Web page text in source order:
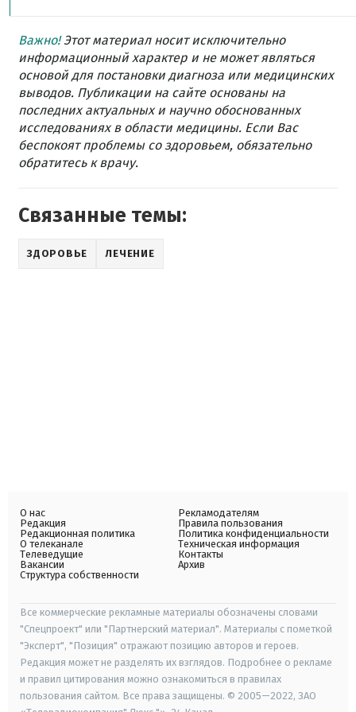
Важно!Этот материал носит исключительно
информационный характер и не может являться
основой для постановки диагноза или медицинских
выводов. Публикации на сайте основаны на
последних актуальных и научно обоснованных
исследованиях в области медицины. Если Вас
беспокоят проблемы со здоровьем, обязательно
обратитесь к врачу.
Связанные темы:
ЗДОРОВЬЕ ЛЕЧЕНИЕ
О нас
Редакция
Редакционная политика
О телеканале
Телеведущие
Вакансии
Структура собственности
Рекламодателям
Правила пользования
Политика конфиденциальности
Техническая информация
Контакты
Архив
Все коммерческие рекламные материалы обозначены словами
"Спецпроект" или "Партнерский материал". Материалы с пометкой
"Эксперт", "Позиция" отражают позицию авторов и героев.
Редакция может не разделять их взглядов. Подробнее о рекламе
и правил цитирования можно ознакомиться в правилах
пользования сайтом. Все права защищены. © 2005—2022, ЗАО